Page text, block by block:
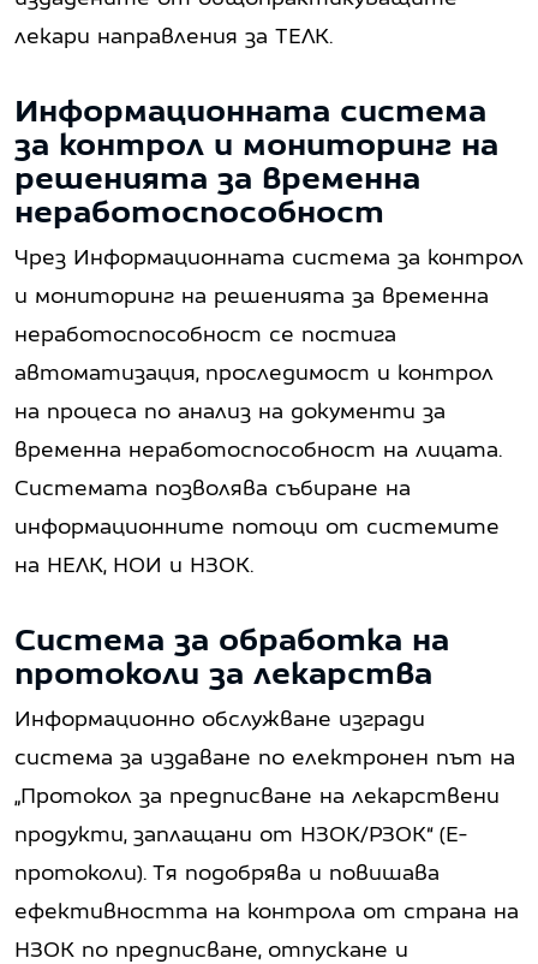
лекари направления за ТЕЛК.
Информационната система
за контрол и мониторинг на
решенията за временна
неработоспособност
Чрез Информационната система за контрол
и мониторинг на решенията за временна
неработоспособност се постига
автоматизация, проследимост и контрол
на процеса по анализ на документи за
временна неработоспособност на лицата.
Системата позволява събиране на
информационните потоци от системите
на НЕЛК, НОИ и НЗОК.
Система за обработка на
протоколи за лекарства
Информационно обслужване изгради
система за издаване по електронен път на
„Протокол за предписване на лекарствени
продукти, заплащани от НЗОК/РЗОК“ (Е-
протоколи). Тя подобрява и повишава
ефективността на контрола от страна на
НЗОК по предписване, отпускане и